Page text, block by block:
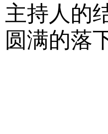
主持人的
圆满的落